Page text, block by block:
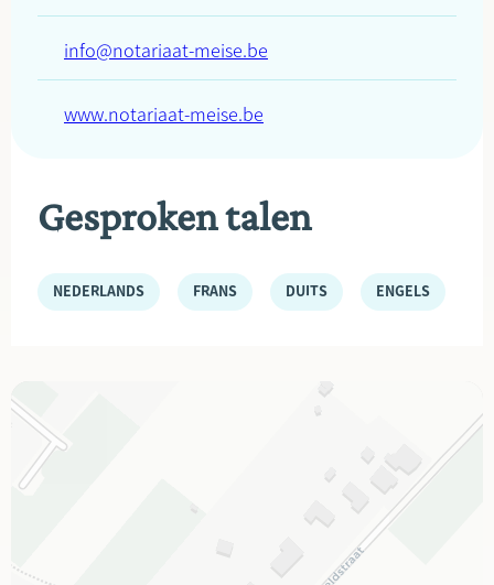
info@notariaat-meise.be
www.notariaat-meise.be
Gesproken talen
NEDERLANDS FRANS DUITS ENGELS